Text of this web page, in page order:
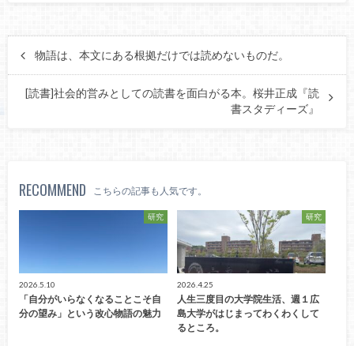
物語は、本文にある根拠だけでは読めないものだ。
[読書]社会的営みとしての読書を面白がる本。桜井正成『読
書スタディーズ』
RECOMMEND こちらの記事も人気です。
研究
2026.5.10
「自分がいらなくなることこそ自
分の望み」という改心物語の魅力
研究
2026.4.25
人生三度目の大学院生活、週１広
島大学がはじまってわくわくして
るところ。